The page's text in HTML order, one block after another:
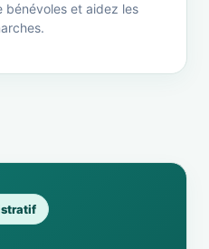
bénévoles et aidez les